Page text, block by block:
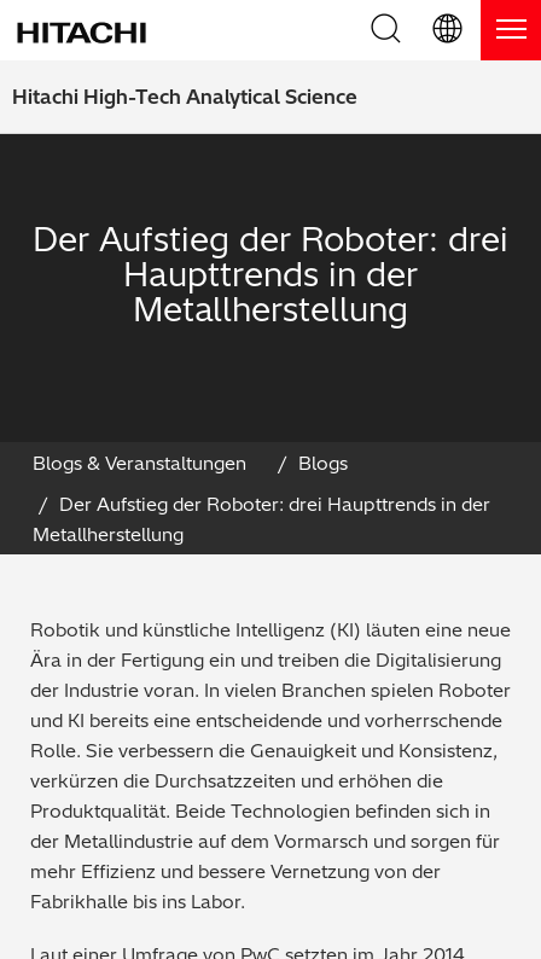
Hitachi High-Tech Analytical Science
Produkte
RFA Tischgeräte
Thermische Analysegeräte
Anwendungsbereiche
Metallproduktion / Gießereien
Sicherheitsprüfung (PMI)
Schrottsortierung / Recycling
Maschinenbau
Metallveredelung / -galvanisierung / beschichtung
Webinare
Produkt-Demo
Produkt Service
FAQs
English (EN)
日本語 (JP)
Der Aufstieg der Roboter: drei
Haupttrends in der
Metallherstellung
Blogs & Veranstaltungen
Blogs
Der Aufstieg der Roboter: drei Haupttrends in der
Metallherstellung
Robotik und künstliche Intelligenz (KI) läuten eine neue
Ära in der Fertigung ein und treiben die Digitalisierung
der Industrie voran. In vielen Branchen spielen Roboter
und KI bereits eine entscheidende und vorherrschende
Rolle. Sie verbessern die Genauigkeit und Konsistenz,
verkürzen die Durchsatzzeiten und erhöhen die
Produktqualität. Beide Technologien befinden sich in
der Metallindustrie auf dem Vormarsch und sorgen für
mehr Effizienz und bessere Vernetzung von der
Fabrikhalle bis ins Labor.